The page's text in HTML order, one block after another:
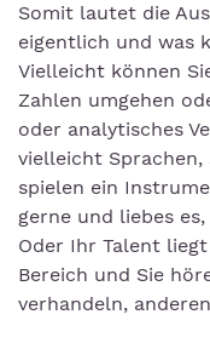
Somit lautet die
eigentlich und was
Vielleicht können
Zahlen umgehen
oder analytisches
vielleicht
spielen ein
gerne und liebes
Oder Ihr Talent
Bereich und Sie
verhandeln,